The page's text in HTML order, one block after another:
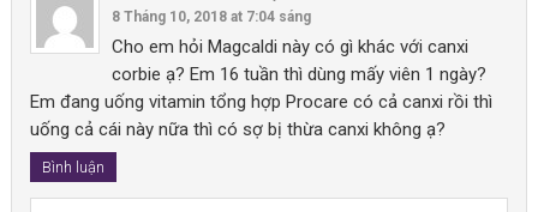
estrogen trong máu, sự lắng đọng canxi vào xương sụt giảm,
quá trình hủy xương tăng lên. Bên cạnh đó, lúc này quá trình
hấp thu canxi ở ruột cũng giảm sút khi phụ nữ ngày càng lớn
tuổi. Chính vì vậy, tăng cường bổ sung canxi cho phụ nữ mãn
kinh là cần thiết để cải thiện nồng độ canxi trong cơ thể cũng
như tăng lắng đọng canxi vào xương, phòng ngừa và điều trị
loãng xương.
sĩ. Không dùng sản phẩm này nếu bị dị ứng với bất kỳ thành
phần nào của sản phẩm.
Magiê
là đồng yếu tố sinh học cần thiết cho chuyển hóa
vitamin D và hormone cận giáp, giúp cân bằng khoáng cho
xương — thiếu Mg có thể làm rối loạn trao đổi canxi.
Magie và Canxi là 2 yếu tố thiết yếu cho hoạt động co giãn
cơ , đảm bảo sức khoẻ của cơ
Tỷ lệ Canxi/Magie ~3/1 : tỷ lệ giúp tối ưu tạo xương, tăng.
8 Tháng 10, 2018 at 7:04 sáng
Cho em hỏi Magcaldi này có gì khác với canxi
corbie ạ? Em 16 tuần thì dùng mấy viên 1 ngày?
Em đang uống vitamin tổng hợp Procare có cả canxi rồi thì
uống cả cái này nữa thì có sợ bị thừa canxi không ạ?
Bình luận